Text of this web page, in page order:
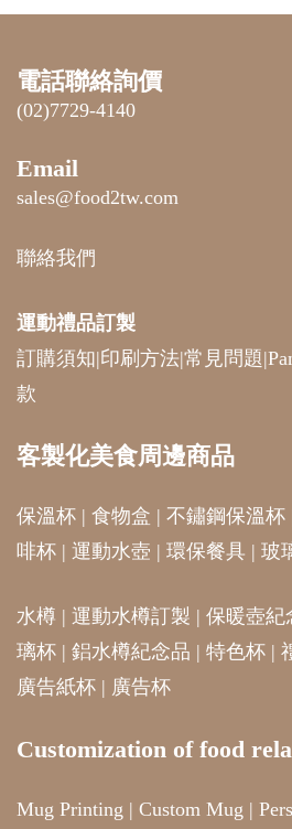
電話聯絡詢價
(02)7729-4140
Email
sales@food2tw.com
聯絡我們
運動禮品訂製
訂購須知|印刷方法|常見問題|
款
客製化美食周邊商品
保溫杯 | 食物盒 | 不鏽鋼保溫杯
啡杯 | 運動水壺 | 環保餐具 | 玻
水樽 | 運動水樽訂製 | 保暖壺紀
璃杯 | 鋁水樽紀念品 | 特色杯 |
廣告紙杯 | 廣告杯
Customization of food
Mug Printing | Custom Mug |